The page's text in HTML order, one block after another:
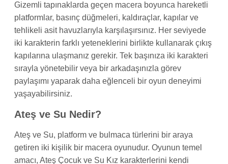
Gizemli tapınaklarda geçen macera boyunca hareketli
platformlar, basınç düğmeleri, kaldıraçlar, kapılar ve
tehlikeli asit havuzlarıyla karşılaşırsınız. Her seviyede
iki karakterin farklı yeteneklerini birlikte kullanarak çıkış
kapılarına ulaşmanız gerekir. Tek başınıza iki karakteri
sırayla yönetebilir veya bir arkadaşınızla görev
paylaşımı yaparak daha eğlenceli bir oyun deneyimi
yaşayabilirsiniz.
Ateş ve Su Nedir?
Ateş ve Su, platform ve bulmaca türlerini bir araya
getiren iki kişilik bir macera oyunudur. Oyunun temel
amacı, Ateş Çocuk ve Su Kız karakterlerini kendi